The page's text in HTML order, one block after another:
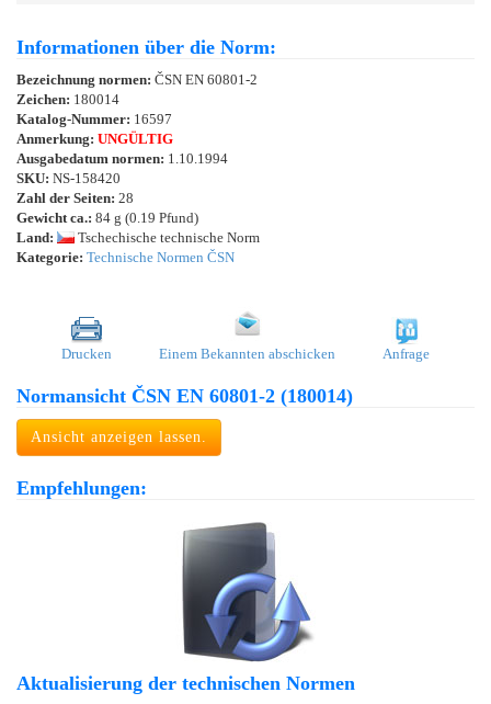
Informationen über die Norm:
Bezeichnung normen: ČSN EN 60801-2
Zeichen: 180014
Katalog-Nummer: 16597
Anmerkung: UNGÜLTIG
Ausgabedatum normen: 1.10.1994
SKU: NS-158420
Zahl der Seiten: 28
Gewicht ca.: 84 g (0.19 Pfund)
Land:
Tschechische technische Norm
Kategorie: Technische Normen ČSN
Drucken Einem Bekannten abschicken Anfrage
Normansicht ČSN EN 60801-2 (180014)
Ansicht anzeigen lassen.
Empfehlungen:
Aktualisierung der technischen Normen